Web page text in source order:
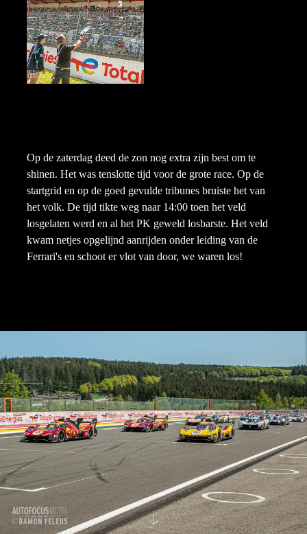
Op de zaterdag deed de zon nog extra zijn best om te
shinen. Het was tenslotte tijd voor de grote race. Op de
startgrid en op de goed gevulde tribunes bruiste het van
het volk. De tijd tikte weg naar 14:00 toen het veld
losgelaten werd en al het PK geweld losbarste. Het veld
kwam netjes opgelijnd aanrijden onder leiding van de
Ferrari's en schoot er vlot van door, we waren los!